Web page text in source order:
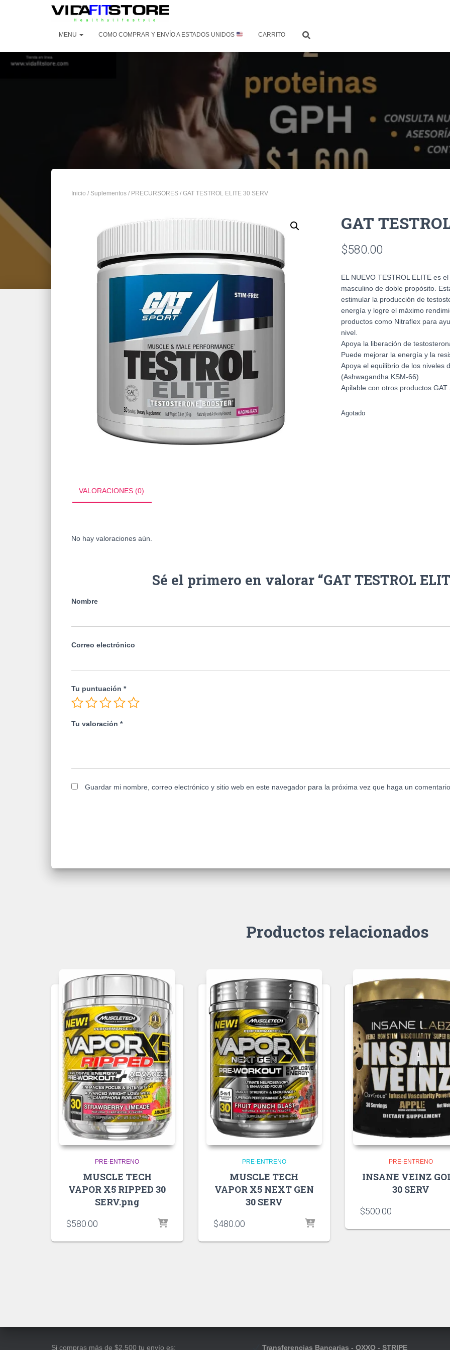
MENU COMO COMPRAR Y ENVÍO A ESTADOS UNIDOS CARRITO
Inicio / Suplementos / PRECURSORES / GAT TESTROL ELITE 30 SERV
GAT
$580.00
EL NUEVO TESTROL ELITE es
masculino de doble propósito.
estimular la producción de
energía y logre el máximo
productos como Nitraflex para
nivel.
Apoya la liberación de
Puede mejorar la energía y la
Apoya el equilibrio de los niveles
(Ashwagandha KSM-66)
Apilable con otros productos GAT
Agotado
VALORACIONES (0)
No hay valoraciones aún.
Sé el primero en valorar “GAT TESTROL
Nombre
Correo electrónico
Tu puntuación *
Tu valoración *
Guardar mi nombre, correo electrónico y sitio web en este navegador para la próxima vez que haga un
Productos relacionados
PRE-ENTRENO
MUSCLE TECH
VAPOR X5 RIPPED 30
SERV.png
$580.00
PRE-ENTRENO
MUSCLE TECH
VAPOR X5 NEXT GEN
30 SERV
$480.00
PRE-ENTRENO
INSANE VEINZ
30 SERV
$500.00
Si compras más de $2,500 tu envío es: Transferencias Bancarias - OXXO - STRIPE